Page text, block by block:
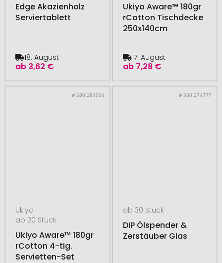
Edge Akazienholz
Serviertablett
ab 3,62 €
18. August
Ukiyo Aware™ 180gr
rCotton Tischdecke
250x140cm
ab 7,28 €
17. August
# 580.284994
Ukiyo
ab 20 Stück
Ukiyo Aware™ 180gr
rCotton 4-tlg.
Servietten-Set
# 350.274777
ab 30 Stück
DIP Ölspender &
Zerstäuber Glas